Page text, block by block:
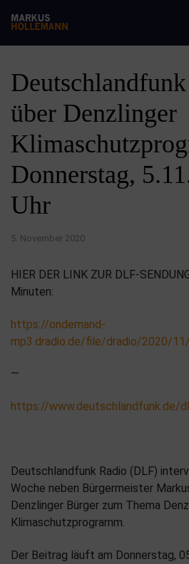
über Denzlinger
Donnerstag,
Uhr
5. November 2020
HIER DER LINK ZUR DLF-
Minuten:
https://ondemand-
mp3.dradio.de/file/dradio/2020/
—
https://www.deutschlandfunk.de/
Deutschlandfunk Radio (DLF)
Woche neben Bürgermeister
Denzlinger Bürger zum Thema
Klimaschutzprogramm.
Der Beitrag läuft am Donnerstag,